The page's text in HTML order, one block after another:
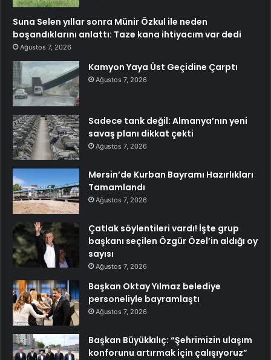
Suna Selen yıllar sonra Münir Özkul ile neden
boşandıklarını anlattı: Taze kana ihtiyacım var dedi
Ağustos 7, 2026
Kamyon Yaya Üst Geçidine Çarptı
Ağustos 7, 2026
Sadece tank değil: Almanya’nın yeni
savaş planı dikkat çekti
Ağustos 7, 2026
Mersin’de Kurban Bayramı Hazırlıkları
Tamamlandı
Ağustos 7, 2026
Çatlak söylentileri vardı! İşte grup
başkanı seçilen Özgür Özel’in aldığı oy
sayısı
Ağustos 7, 2026
Başkan Oktay Yılmaz belediye
personeliyle bayramlaştı
Ağustos 7, 2026
Başkan Büyükkılıç: “Şehrimizin ulaşım
konforunu artırmak için çalışıyoruz”